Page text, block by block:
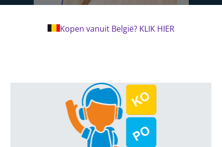
Kopen vanuit België? KLIK HIER